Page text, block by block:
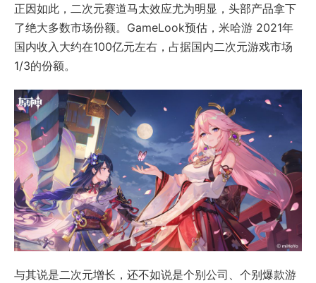
正因如此，二次元赛道马太效应尤为明显，头部产品拿下
了绝大多数市场份额。GameLook预估，米哈游 2021年
国内收入大约在100亿元左右，占据国内二次元游戏市场
1/3的份额。
与其说是二次元增长，还不如说是个别公司、个别爆款游